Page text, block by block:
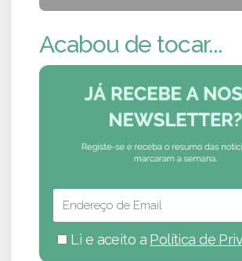
Acabou de tocar...
Li e aceito a Política de